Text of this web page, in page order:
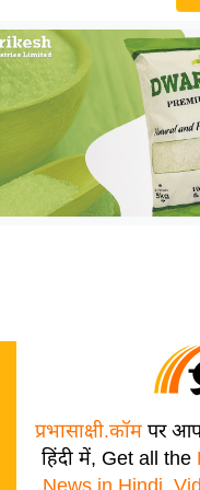
प्रभासाक्षी.कॉमपर
हिंदी में, Get all the